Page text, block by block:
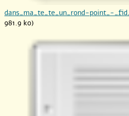
dans_ma_te_te_un_rond-point_-
981.9 ko)